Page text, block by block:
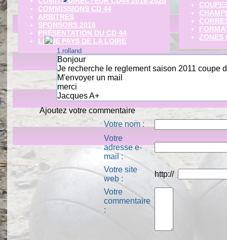
COMMISSIONS CD 44
ARBITRES
SPONSORS 2016
PRÉSENTATION DU CD 44
LIGUE PAYS DE LA LOIRE
ZONES
1.rolland
Bonjour
Je recherche le reglement saison 2011 coupe
M'envoyer un mail
merci
Jacques A+
Ajoutez votre commentaire
Votre nom :
Votre
adresse e-
mail :
Votre site
web :
http://
Votre
commentaire
: